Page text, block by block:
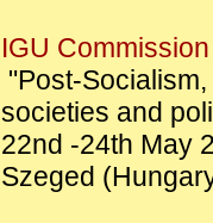
IGU
"Post-
societies and
22nd -24th May
Szeged